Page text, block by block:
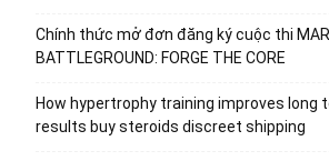
Chính thức mở đơn đăng ký cuộc thi
BATTLEGROUND: FORGE THE CORE
How hypertrophy training improves long
results buy steroids discreet shipping